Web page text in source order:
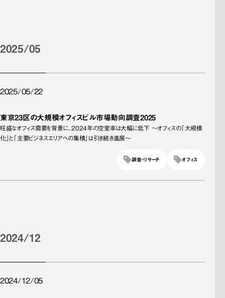
2025/05
2025/05/22
東京23区の大規模オフィスビル市場動向調査2025
旺盛なオフィス需要を背景に、2024年の空室率は大幅に低下 ～オフィスの「大規模
化」と「主要ビジネスエリアへの集積」は引き続き進展～
オフィス
調査・リサーチ
2024/12
2024/12/05